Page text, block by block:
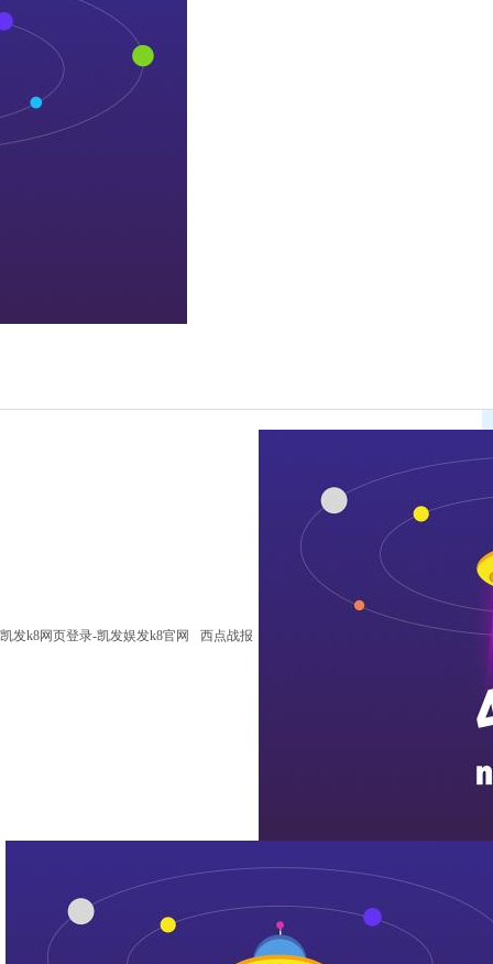
凯发k8网页登录-凯发娱发k8官网 西点战报